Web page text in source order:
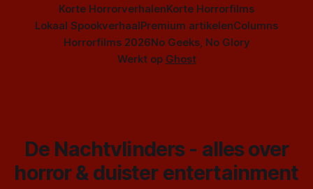
Korte HorrorverhalenKorte Horrorfilms
Lokaal SpookverhaalPremium artikelenColumns
Horrorfilms 2026No Geeks, No Glory
Werkt op Ghost
De Nachtvlinders - alles over
horror & duister entertainment